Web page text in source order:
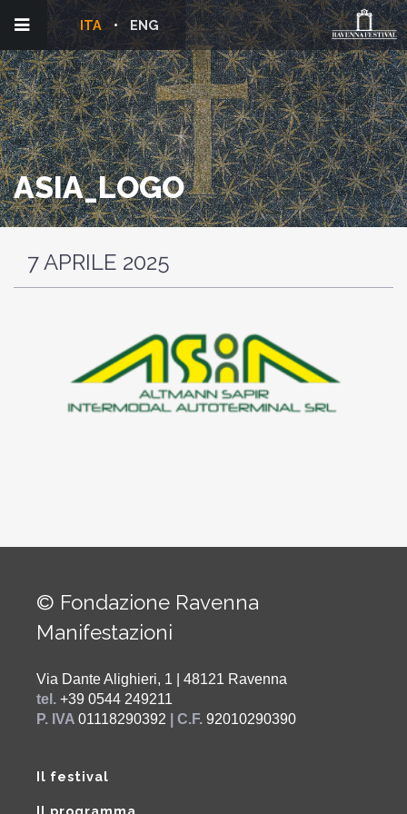
ENG
ITA
ASIA_LOGO
7 APRILE 2025
© Fondazione Ravenna
Manifestazioni
Via Dante Alighieri, 1 | 48121 Ravenna
tel. +39 0544 249211
P. IVA 01118290392 | C.F. 92010290390
Il festival